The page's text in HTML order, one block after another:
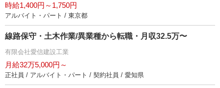
時給1,400円～1,750円
アルバイト・パート / 東京都
線路保守・土木作業/異業種から転職・月収32.5万〜
有限会社愛信建設工業
月給32万5,000円～
正社員 / アルバイト・パート / 契約社員 / 愛知県